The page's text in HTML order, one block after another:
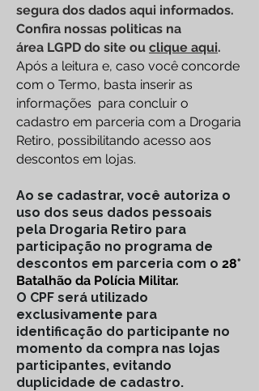
segura dos dados aqui informados.
Confira nossas politicas na
área LGPD do site ou clique aqui.
Após a leitura e, caso você concorde
com o Termo, basta inserir as
informações para concluir o
cadastro em parceria com a Drogaria
Retiro, possibilitando acesso aos
descontos em lojas.
Ao se cadastrar, você autoriza o
uso dos seus dados pessoais
pela Drogaria Retiro para
participação no programa de
descontos em parceria com o 28°
Batalhão da Polícia Militar.
O CPF será utilizado
exclusivamente para
identificação do participante no
momento da compra nas lojas
participantes, evitando
duplicidade de cadastro.